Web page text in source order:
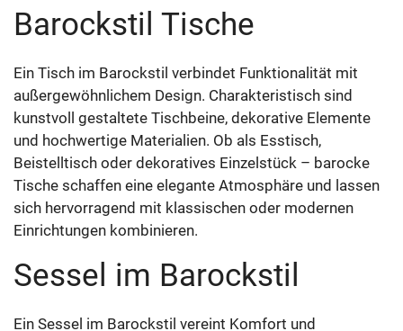
Barockstil Tische
Ein Tisch im Barockstil verbindet Funktionalität mit
außergewöhnlichem Design. Charakteristisch sind
kunstvoll gestaltete Tischbeine, dekorative Elemente
und hochwertige Materialien. Ob als Esstisch,
Beistelltisch oder dekoratives Einzelstück – barocke
Tische schaffen eine elegante Atmosphäre und lassen
sich hervorragend mit klassischen oder modernen
Einrichtungen kombinieren.
Sessel im Barockstil
Ein Sessel im Barockstil vereint Komfort und